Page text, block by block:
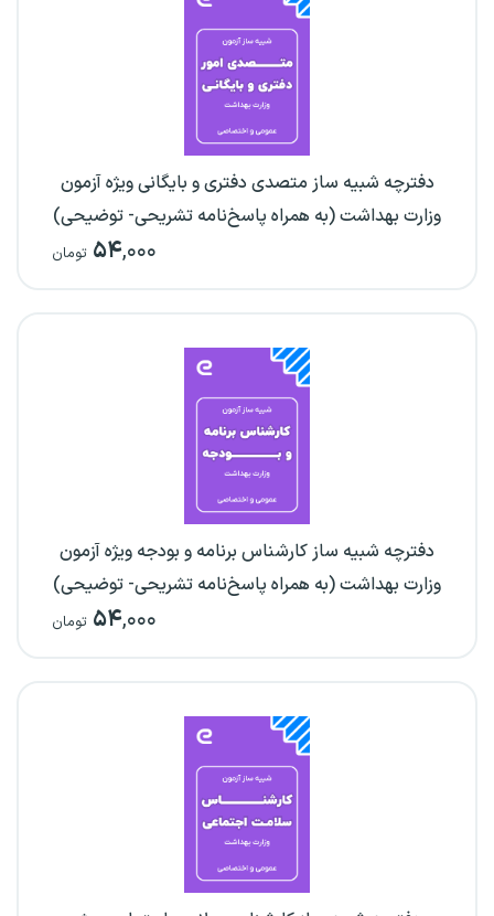
دفترچه شبیه ساز متصدی دفتری و بایگانی ویژه آزمون
وزارت بهداشت (به همراه پاسخ‌نامه تشریحی- توضیحی)
۵۴,۰۰۰ تومان
دفترچه شبیه ساز کارشناس برنامه و بودجه ویژه آزمون
وزارت بهداشت (به همراه پاسخ‌نامه تشریحی- توضیحی)
۵۴,۰۰۰ تومان